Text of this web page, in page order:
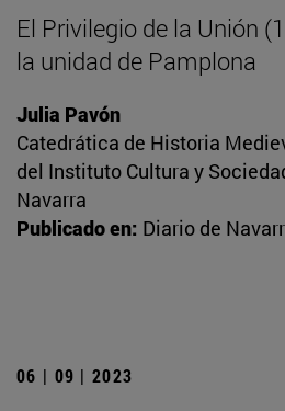
El Privilegio de la Unión
la unidad de Pamplona
Julia Pavón
Catedrática de Historia
del Instituto Cultura y
Navarra
Publicado en: Diario de
06 | 09 | 2023